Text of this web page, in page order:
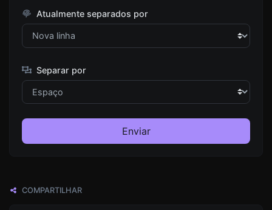
Atualmente separados por
Separar por
Enviar
COMPARTILHAR